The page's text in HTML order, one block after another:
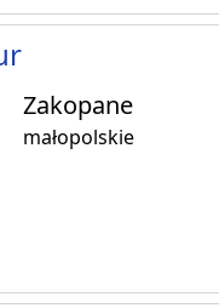
Zakopane
małopolskie